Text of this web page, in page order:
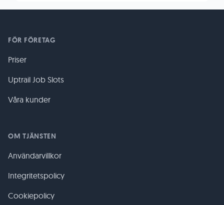
FÖR FÖRETAG
Priser
Uptrail Job Slots
Våra kunder
OM TJÄNSTEN
Användarvillkor
Integritetspolicy
Cookiepolicy